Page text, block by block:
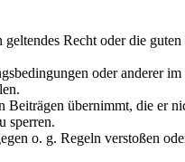
Recht oder die
oder
übernimmt, die er
sperren.
o. g. Regeln verstoßen